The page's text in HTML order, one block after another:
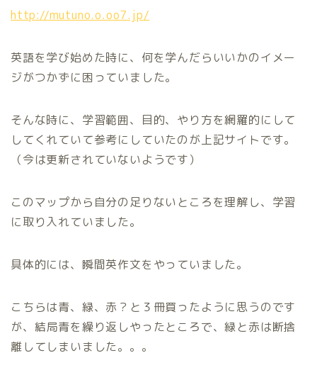
http://mutuno.o.oo7.jp/
英語を学び始めた時に、何を学んだらいいかのイメー
ジがつかずに困っていました。
そんな時に、学習範囲、目的、やり方を網羅的にして
してくれていて参考にしていたのが上記サイトです。
（今は更新されていないようです）
このマップから自分の足りないところを理解し、学習
に取り入れていました。
具体的には、瞬間英作文をやっていました。
こちらは青、緑、赤？と３冊買ったように思うのです
が、結局青を繰り返しやったところで、緑と赤は断捨
離してしまいました。。。